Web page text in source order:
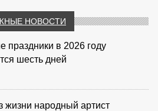
НОВОСТИ
праздники в 2026 году
шесть дней
жизни народный артист